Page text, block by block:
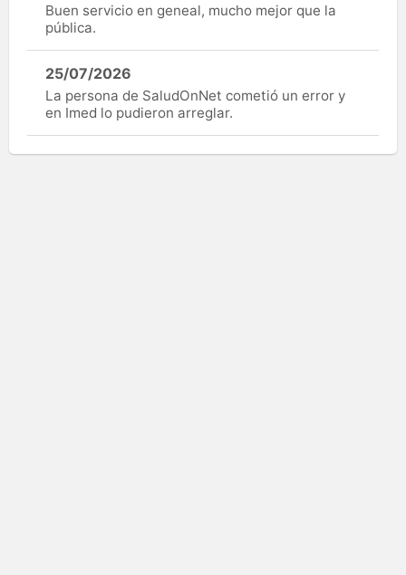
Buen servicio en geneal, mucho mejor que la
pública.
25/07/2026
La persona de SaludOnNet cometió un error y
en Imed lo pudieron arreglar.